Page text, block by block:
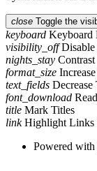
close Toggle the
keyboard Keyboard
visibility_off
nights_stay Contrast
format_size
text_fields Decrease
font_download
title Mark Titles
link Highlight Links
Powered with